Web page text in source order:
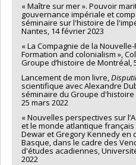
« Maître sur mer ». Pouvoir
gouvernance impériale et
séminaire sur l'histoire de
Nantes, 14 février 2023
« La Compagnie de la
Formation and colonialism »,
Groupe d’histoire de Montréal,
Lancement de mon livre,
scientifique avec Alexandre
séminaire du Groupe
25 mars 2022
« Nouvelles perspectives sur
et le monde atlantique français
Dewar et Gregory Kennedy en
Basque, dans le cadre des
d'études acadiennes,
2022